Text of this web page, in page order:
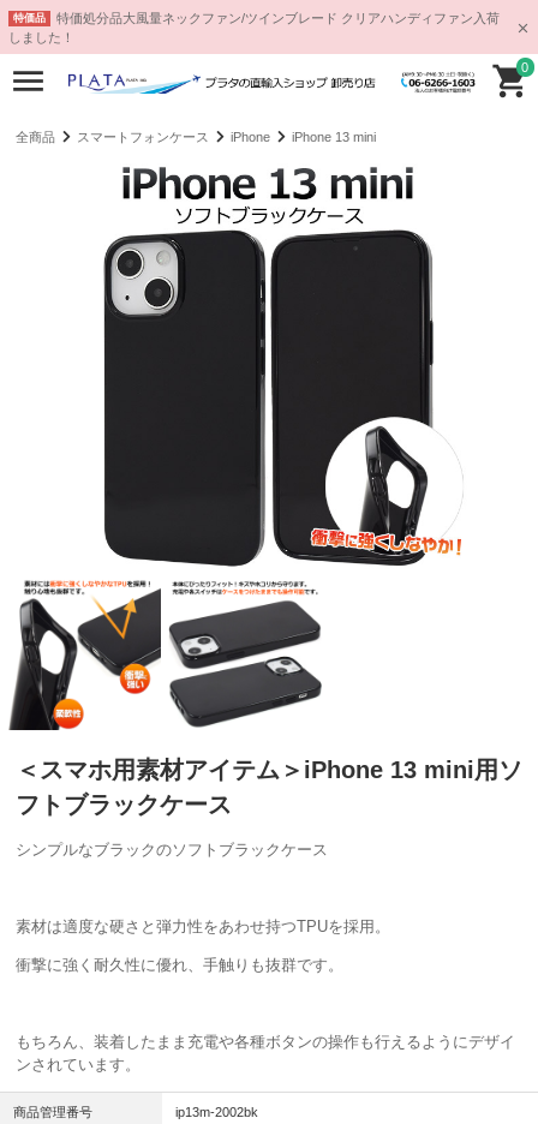
特価品
特価処分品大風量ネックファン/ツインブレード クリアハンディファン入荷
しました！
0
全商品 スマートフォンケース iPhone iPhone 13 mini
＜スマホ用素材アイテム＞iPhone 13 mini用ソ
フトブラックケース
シンプルなブラックのソフトブラックケース
素材は適度な硬さと弾力性をあわせ持つTPUを採用。
衝撃に強く耐久性に優れ、手触りも抜群です。
もちろん、装着したまま充電や各種ボタンの操作も行えるようにデザイ
ンされています。
商品管理番号 ip13m-2002bk